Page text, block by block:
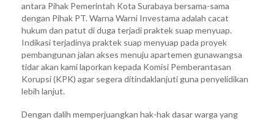
antara Pihak Pemerintah Kota Surabaya bersama-sama
dengan Pihak PT. Warna Warni Investama adalah cacat
hukum dan patut di duga terjadi praktek suap menyuap.
Indikasi terjadinya praktek suap menyuap pada proyek
pembangunan jalan akses menuju apartemen gunawangsa
tidar akan kami laporkan kepada Komisi Pemberantasan
Korupsi (KPK) agar segera ditindaklanjuti guna penyelidikan
lebih lanjut.
Dengan dalih memperjuangkan hak-hak dasar warga yang